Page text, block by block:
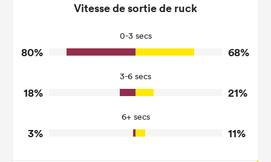
Tackles Made
Tackles Missed
5
6
3
2
Tackle Offload Allowed
Vitesse de sortie de ruck
0-3 secs
80% 68%
3-6 secs
18% 21%
6+ secs
3% 11%